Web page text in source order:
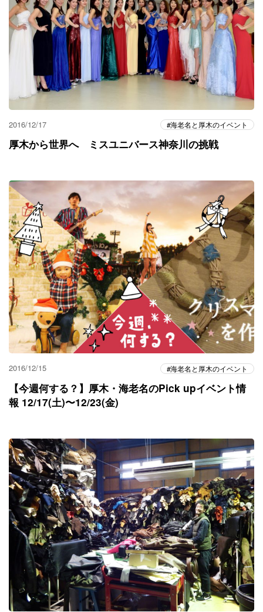
2016/12/17 海老名と厚木のイベント
厚木から世界へ ミスユニバース神奈川の挑戦
2016/12/15 海老名と厚木のイベント
【今週何する？】厚木・海老名のPick upイベント情
報 12/17(土)〜12/23(金)